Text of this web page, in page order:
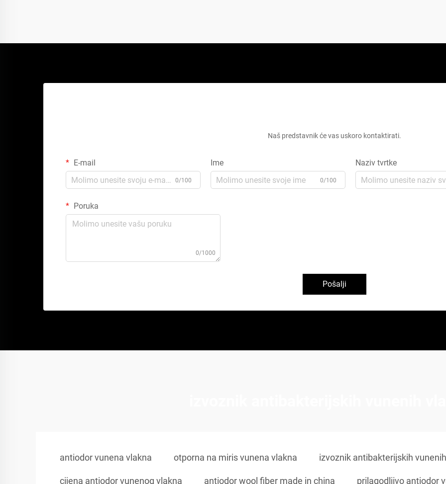
Naš predstavnik će vas uskoro kontaktirati.
E-mail
0/100
Ime
0/100
Naziv tvrtke
Poruka
0/1000
Pošalji
antiodor vunena vlakna otporna na miris vunena vlakna izvoznik antibakterijskih
cijena antiodor vunenog vlakna antiodor wool fiber made in china prilagodljivo antiodor